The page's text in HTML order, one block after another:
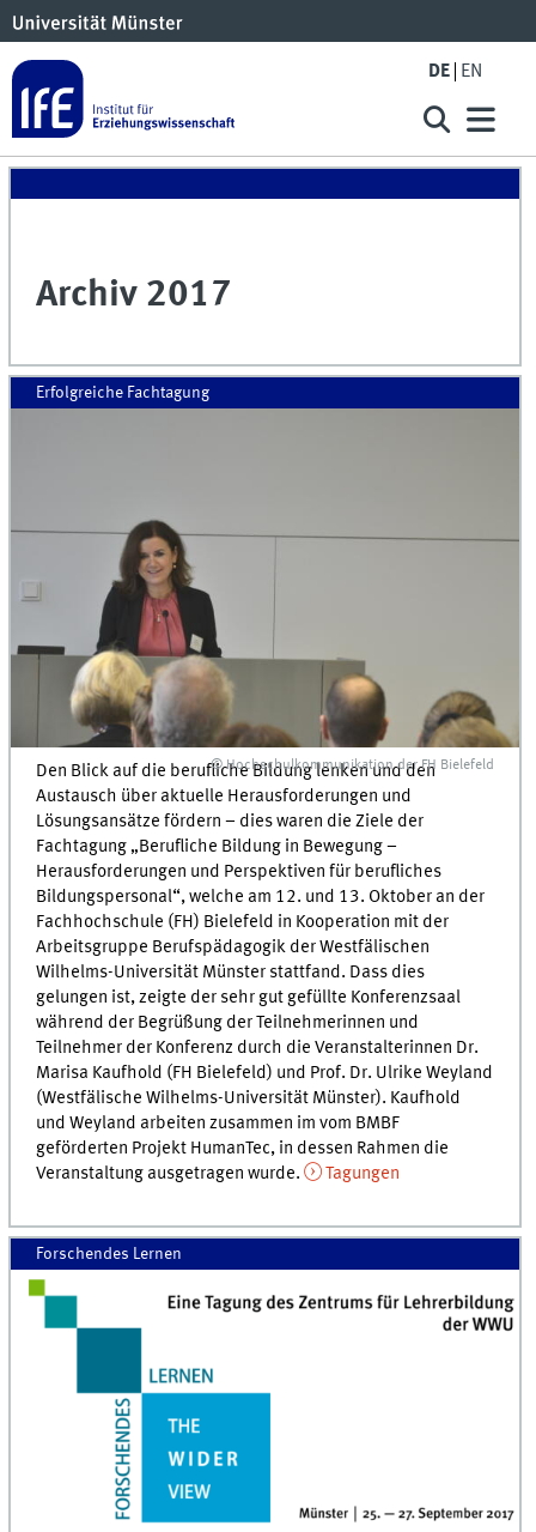
DE EN
Archiv 2017
Erfolgreiche Fachtagung
© Hochschulkommunikation der FH Bielefeld
Den Blick auf die berufliche Bildung lenken und den
Austausch über aktuelle Herausforderungen und
Lösungsansätze fördern – dies waren die Ziele der
Fachtagung „Berufliche Bildung in Bewegung –
Herausforderungen und Perspektiven für berufliches
Bildungspersonal“, welche am 12. und 13. Oktober an der
Fachhochschule (FH) Bielefeld in Kooperation mit der
Arbeitsgruppe Berufspädagogik der Westfälischen
Wilhelms-Universität Münster stattfand. Dass dies
gelungen ist, zeigte der sehr gut gefüllte Konferenzsaal
während der Begrüßung der Teilnehmerinnen und
Teilnehmer der Konferenz durch die Veranstalterinnen Dr.
Marisa Kaufhold (FH Bielefeld) und Prof. Dr. Ulrike Weyland
(Westfälische Wilhelms-Universität Münster). Kaufhold
und Weyland arbeiten zusammen im vom BMBF
geförderten Projekt HumanTec, in dessen Rahmen die
Veranstaltung ausgetragen wurde.
Tagungen
Forschendes Lernen